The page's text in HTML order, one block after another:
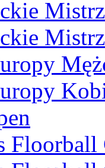
Floorball